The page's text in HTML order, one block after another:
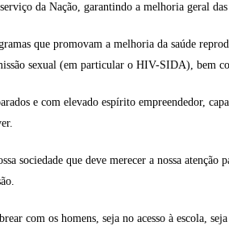
da Nação, garantindo a melhoria geral
que promovam a melhoria da saúde
sexual (em particular o HIV-SIDA), bem
e com elevado espírito empreendedor,
sociedade que deve merecer a nossa
com os homens, seja no acesso à escola,